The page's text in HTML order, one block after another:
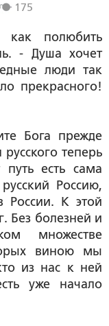
175
как полюбить
- Душа хочет
люди так
прекрасного!
Бога прежде
теперь
путь есть сама
Россию,
России. К этой
Без болезней и
множестве
виною мы
из нас к ней
уже начало